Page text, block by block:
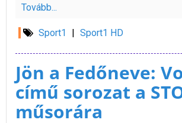
Tovább...
Sport1 | Sport1 HD
Jön a Fedőneve:
című sorozat a
műsorára